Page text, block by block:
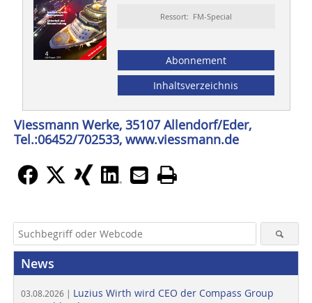
Ressort: FM-Special
Abonnement
Inhaltsverzeichnis
Viessmann Werke, 35107 Allendorf/Eder,
Tel.:06452/702533, www.viessmann.de
News
03.08.2026 | Luzius Wirth wird CEO der Compass Group